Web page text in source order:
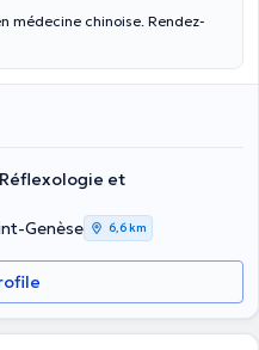
médecine chinoise. Rendez-
et
Genèse
6,6 km